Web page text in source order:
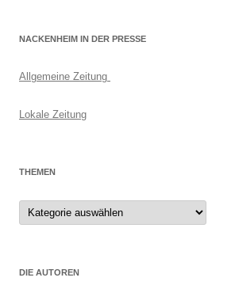
NACKENHEIM IN DER PRESSE
Allgemeine Zeitung
Lokale Zeitung
THEMEN
Themen
DIE AUTOREN